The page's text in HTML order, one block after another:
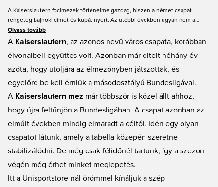
A Kaiserslautern focimezek történelme gazdag, hiszen a német csapat
rengeteg bajnoki címet és kupát nyert. Az utóbbi években ugyan nem a
Bundesliga trófeáért harcoltak, de ez nem befolyásolta hűséges
szurkolótáborukat. Te is az FC Kaiserslautern, a Vörös Ördögöknek is
beszerezheted a saját FC Kaiserslautern felszerelésedet, és még egy
tetszőleges név- és számnyomtatást is kérhetsz rá. Remek árak és gyors
szállítás!
Olvass tovább
A Kaiserslautern, az azonos nevű város csapata, korábban
élvonalbeli együttes volt. Azonban már eltelt néhány év
azóta, hogy utoljára az élmezőnyben játszottak, és
egyelőre be kell érniük a másodosztályú Bundesligával.
A Kaiserslautern mez már többször is közel állt ahhoz,
hogy újra feltűnjön a Bundesligában. A csapat azonban az
elmúlt években mindig elmaradt a céltól. Idén egy olyan
csapatot látunk, amely a tabella közepén szeretne
stabilizálódni. De még csak félidőnél tartunk, így a szezon
végén még érhet minket meglepetés.
Itt a Unisportstore-nál örömmel kínáljuk a szép